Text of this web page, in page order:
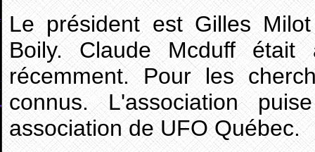
Le président est Gilles
Boily. Claude Mcduff
récemment. Pour les
connus. L'association
association de UFO Québec.